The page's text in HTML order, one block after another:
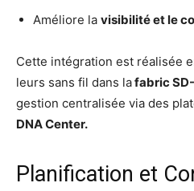
Amé­liore la visi­bi­lité et le
Cette inté­gra­tion est réa­li­sée
leurs sans fil dans lafabric
ges­tion cen­tra­li­sée via des
DNA Center.
Planification et